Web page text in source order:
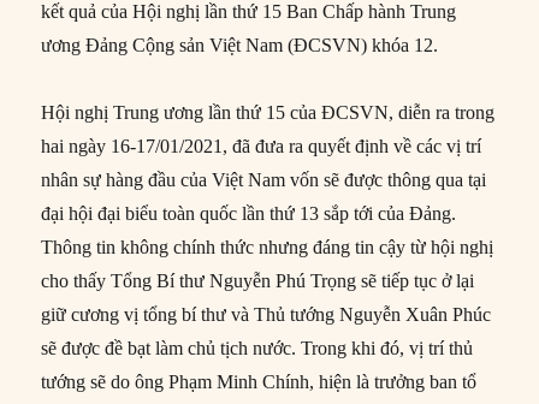
kết quả của Hội nghị lần thứ 15 Ban Chấp hành Trung
ương Đảng Cộng sản Việt Nam (ĐCSVN) khóa 12.
Hội nghị Trung ương lần thứ 15 của ĐCSVN, diễn ra trong
hai ngày 16-17/01/2021, đã đưa ra quyết định về các vị trí
nhân sự hàng đầu của Việt Nam vốn sẽ được thông qua tại
đại hội đại biểu toàn quốc lần thứ 13 sắp tới của Đảng.
Thông tin không chính thức nhưng đáng tin cậy từ hội nghị
cho thấy Tổng Bí thư Nguyễn Phú Trọng sẽ tiếp tục ở lại
giữ cương vị tổng bí thư và Thủ tướng Nguyễn Xuân Phúc
sẽ được đề bạt làm chủ tịch nước. Trong khi đó, vị trí thủ
tướng sẽ do ông Phạm Minh Chính, hiện là trưởng ban tổ